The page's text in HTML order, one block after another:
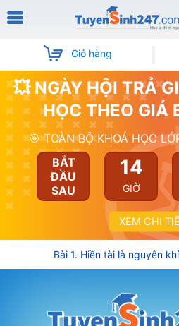
Giỏ hàng
💥 NGÀY HỘI TRẢ
HỌC THEO GIÁ
🎯 TOÀN BỘ KHOÁ HỌC
BẮT
ĐẦU
SAU
14
GIỜ
XEM CHI
Bài 1. Hiền tài là nguyên